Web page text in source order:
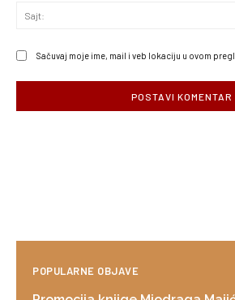
Sačuvaj moje ime, mail i veb lokaciju u ovom
POPULARNE OBJAVE